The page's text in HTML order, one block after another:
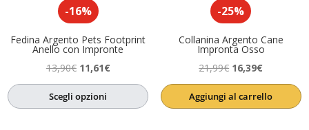
-16%
Fedina Argento Pets Footprint
Anello con Impronte
13,90€ Il
prezzo
originale
11,61€Il
prezzo
Scegli opzioni
-25%
Collanina Argento Cane
Impronta Osso
21,99€ Il
prezzo
originale
16,39€Il
prezzo
attuale
Aggiungi al carrello